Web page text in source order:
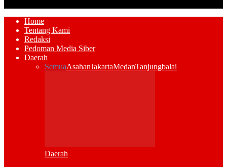
Home
Tentang Kami
Redaksi
Pedoman Media Siber
Daerah
SemuaAsahanJakartaMedanTanjungbalai
Daerah